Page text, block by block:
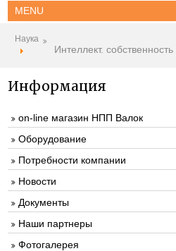
Наука
Интеллект. собственность
Информация
on-line магазин НПП Валок
Оборудование
Потребности компании
Новости
Документы
Наши партнеры
Фотогалерея